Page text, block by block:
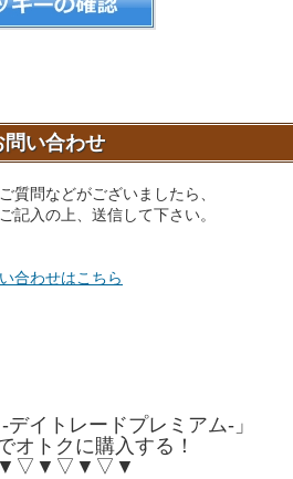
問い合わせ
質問などがございましたら、
記入の上、送信して下さい。
合わせはこちら
デイトレードプレミアム-」
オトクに購入する！